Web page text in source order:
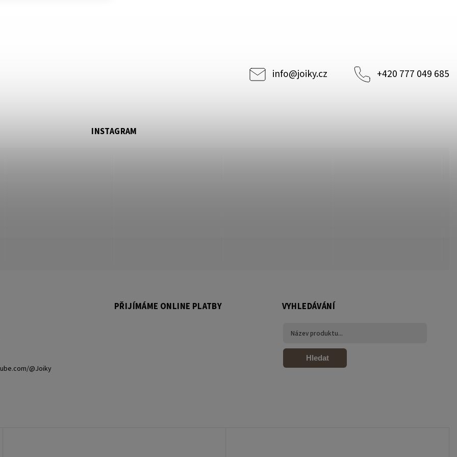
info@joiky.cz +420 777 049 685
@Joiky
PŘIJÍMÁME ONLINE PLATBY
INSTAGRAM
VYHLEDÁVÁNÍ
Hledat